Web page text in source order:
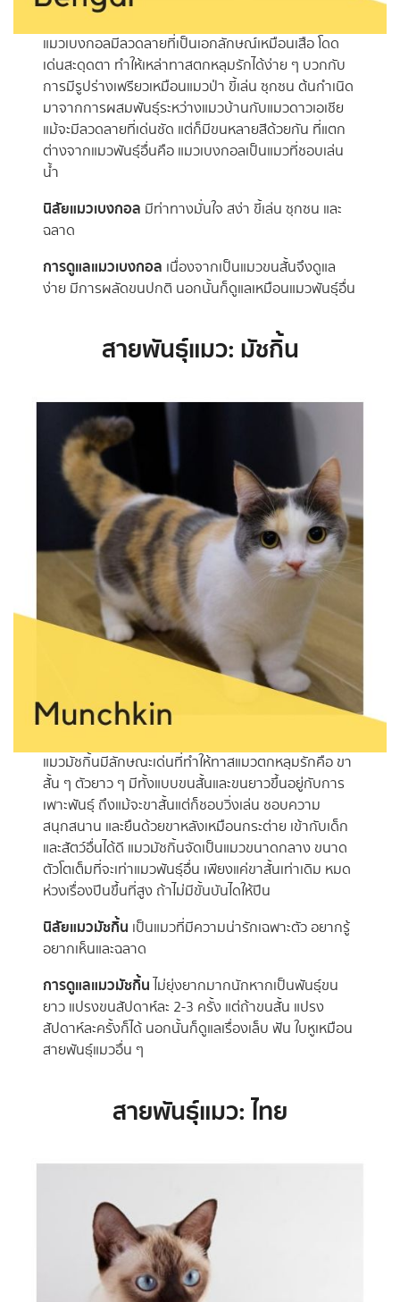
แมวเบงกอลมีลวดลายที่เป็นเอกลักษณ์เหมือนเสือ โดด
เด่นสะดุดตา ทำให้เหล่าทาสตกหลุมรักได้ง่าย ๆ บวกกับ
การมีรูปร่างเพรียวเหมือนแมวป่า ขี้เล่น ซุกซน ต้นกำเนิด
มาจากการผสมพันธุ์ระหว่างแมวบ้านกับแมวดาวเอเชีย
แม้จะมีลวดลายที่เด่นชัด แต่ก็มีขนหลายสีด้วยกัน ที่แตก
ต่างจากแมวพันธุ์อื่นคือ แมวเบงกอลเป็นแมวที่ชอบเล่น
น้ำ
นิสัยแมวเบงกอล มีท่าทางมั่นใจ สง่า ขี้เล่น ซุกซน และ
ฉลาด
การดูแลแมวเบงกอล เนื่องจากเป็นแมวขนสั้นจึงดูแล
ง่าย มีการผลัดขนปกติ นอกนั้นก็ดูแลเหมือนแมวพันธุ์อื่น
สายพันธุ์แมว: มัชกิ้น
แมวมัชกิ้นมีลักษณะเด่นที่ทำให้ทาสแมวตกหลุมรักคือ ขา
สั้น ๆ ตัวยาว ๆ มีทั้งแบบขนสั้นและขนยาวขึ้นอยู่กับการ
เพาะพันธุ์ ถึงแม้จะขาสั้นแต่ก็ชอบวิ่งเล่น ชอบความ
สนุกสนาน และยืนด้วยขาหลังเหมือนกระต่าย เข้ากับเด็ก
และสัตว์อื่นได้ดี แมวมัชกิ้นจัดเป็นแมวขนาดกลาง ขนาด
ตัวโตเต็มที่จะเท่าแมวพันธุ์อื่น เพียงแค่ขาสั้นเท่าเดิม หมด
ห่วงเรื่องปีนขึ้นที่สูง ถ้าไม่มีขั้นบันไดให้ปีน
นิสัยแมวมัชกิ้น เป็นแมวที่มีความน่ารักเฉพาะตัว อยากรู้
อยากเห็นและฉลาด
การดูแลแมวมัชกิ้นไม่ยุ่งยากมากนักหากเป็นพันธุ์ขน
ยาว แปรงขนสัปดาห์ละ 2-3 ครั้ง แต่ถ้าขนสั้น แปรง
สัปดาห์ละครั้งก็ได้ นอกนั้นก็ดูแลเรื่องเล็บ ฟัน ใบหูเหมือน
สายพันธุ์แมวอื่น ๆ
สายพันธุ์แมว: ไทย